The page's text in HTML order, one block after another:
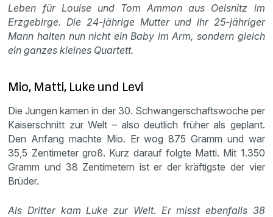
Leben für Louise und Tom Ammon aus Oelsnitz im
Erzgebirge. Die 24-jährige Mutter und ihr 25-jähriger
Mann halten nun nicht ein Baby im Arm, sondern gleich
ein ganzes kleines Quartett.
Mio, Matti, Luke und Levi
Die Jungen kamen in der 30. Schwangerschaftswoche per
Kaiserschnitt zur Welt – also deutlich früher als geplant.
Den Anfang machte Mio. Er wog 875 Gramm und war
35,5 Zentimeter groß. Kurz darauf folgte Matti. Mit 1.350
Gramm und 38 Zentimetern ist er der kräftigste der vier
Brüder.
Als Dritter kam Luke zur Welt. Er misst ebenfalls 38